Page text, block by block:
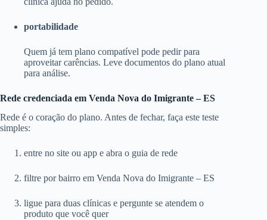
portabilidade
Quem já tem plano compatível pode pedir para
aproveitar carências. Leve documentos do plano atual
para análise.
Rede credenciada em Venda Nova do Imigrante – ES
Rede é o coração do plano. Antes de fechar, faça este teste
simples:
entre no site ou app e abra o guia de rede
filtre por bairro em Venda Nova do Imigrante – ES
ligue para duas clínicas e pergunte se atendem o
produto que você quer